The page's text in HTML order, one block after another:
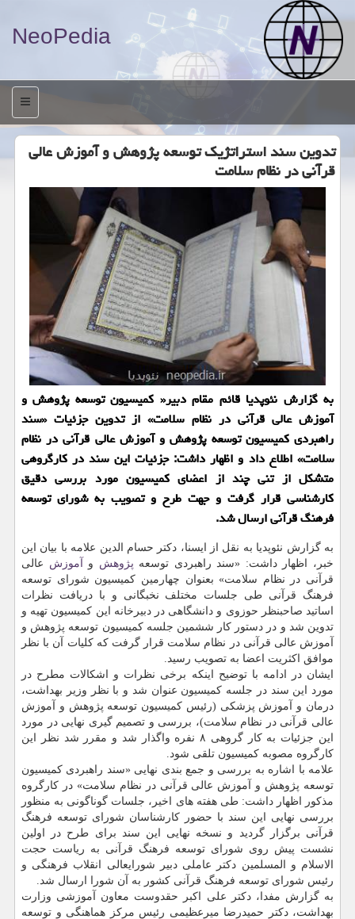
NeoPedia
منو
تدوین سند استراتژیك توسعه پژوهش و آموزش عالی
قرآنی در نظام سلامت
به گزارش نئوپدیا قائم مقام دبیر« كمیسیون توسعه پژوهش و
آموزش عالی قرآنی در نظام سلامت» از تدوین جزئیات «سند
راهبردی كمیسیون توسعه پژوهش و آموزش عالی قرآنی در نظام
سلامت» اطلاع داد و اظهار داشت: جزئیات این سند در كارگروهی
متشكل از تنی چند از اعضای كمیسیون مورد بررسی دقیق
كارشناسی قرار گرفت و جهت طرح و تصویب به شورای توسعه
فرهنگ قرآنی ارسال شد.
به گزارش نئوپدیا به نقل از ایسنا، دکتر حسام الدین علامه با بیان این
خبر، اظهار داشت: «سند راهبردی توسعه پژوهش و آموزش عالی
قرآنی در نظام سلامت» بعنوان چهارمین کمیسیون شورای توسعه
فرهنگ قرآنی طی جلسات مختلف نخبگانی و با دریافت نظرات
اساتید صاحبنظر حوزوی و دانشگاهی در دبیرخانه این کمیسیون تهیه و
تدوین شد و در دستور کار ششمین جلسه کمیسیون توسعه پژوهش و
آموزش عالی قرآنی در نظام سلامت قرار گرفت که کلیات آن با نظر
موافق اکثریت اعضا به تصویب رسید.
ایشان در ادامه با توضیح اینکه برخی نظرات و اشکالات مطرح در
مورد این سند در جلسه کمیسیون عنوان شد و با نظر وزیر بهداشت،
درمان و آموزش پزشکی (رئیس کمیسیون توسعه پژوهش و آموزش
عالی قرآنی در نظام سلامت)، بررسی و تصمیم گیری نهایی در مورد
این جزئیات به کار گروهی ۸ نفره واگذار شد و مقرر شد نظر این
کارگروه مصوبه کمیسیون تلقی شود.
علامه با اشاره به بررسی و جمع بندی نهایی «سند راهبردی کمیسیون
توسعه پژوهش و آموزش عالی قرآنی در نظام سلامت» در کارگروه
مذکور اظهار داشت: طی هفته های اخیر، جلسات گوناگونی به منظور
بررسی نهایی این سند با حضور کارشناسان شورای توسعه فرهنگ
قرآنی برگزار گردید و نسخه نهایی این سند برای طرح در اولین
نشست پیش روی شورای توسعه فرهنگ قرآنی به ریاست حجت
الاسلام و المسلمین دکتر عاملی دبیر شورایعالی انقلاب فرهنگی و
رئیس شورای توسعه فرهنگ قرآنی کشور به آن شورا ارسال شد.
به گزارش مفدا، دکتر علی اکبر حقدوست معاون آموزشی وزارت
بهداشت، دکتر حمیدرضا میرعظیمی رئیس مرکز هماهنگی و توسعه